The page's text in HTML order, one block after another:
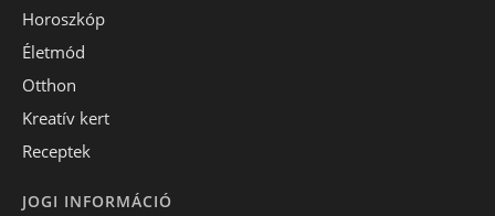
Horoszkóp
Életmód
Otthon
Kreatív kert
Receptek
JOGI INFORMÁCIÓ